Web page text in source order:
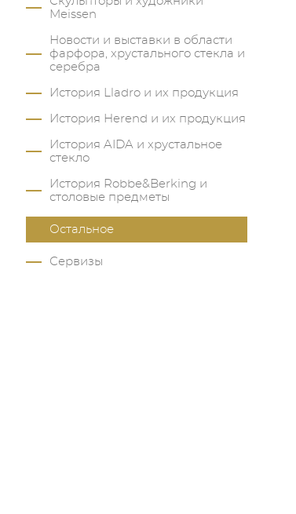
Meissen
Новости и выставки в области
фарфора, хрустального стекла и
серебра
История Lladro и их продукция
История Herend и их продукция
История AIDA и хрустальное
стекло
История Robbe&Berking и
столовые предметы
Остальное
Сервизы